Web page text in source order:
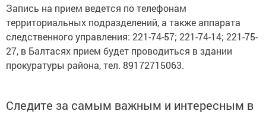
Запись на прием ведется по телефонам
территориальных подразделений, а также аппарата
следственного управления: 221-74-57; 221-74-14; 221-75-
27, в Балтасях прием будет проводиться в здании
прокуратуры района, тел. 89172715063.
Следите за самым важным и интересным в